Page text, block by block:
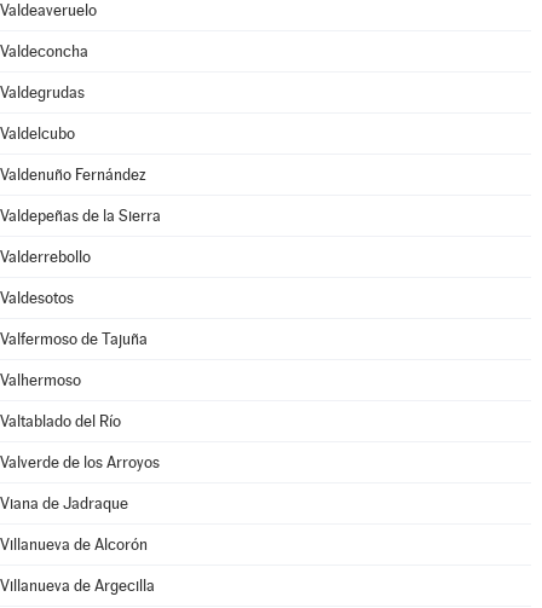
Valdeaveruelo
Valdeconcha
Valdegrudas
Valdelcubo
Valdenuño Fernández
Valdepeñas de la Sierra
Valderrebollo
Valdesotos
Valfermoso de Tajuña
Valhermoso
Valtablado del Río
Valverde de los Arroyos
Viana de Jadraque
Villanueva de Alcorón
Villanueva de Argecilla